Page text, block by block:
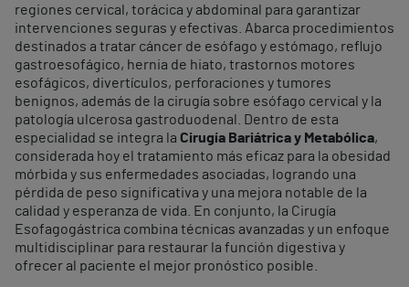
regiones cervical, torácica y abdominal para garantizar
intervenciones seguras y efectivas. Abarca procedimientos
destinados a tratar cáncer de esófago y estómago, reflujo
gastroesofágico, hernia de hiato, trastornos motores
esofágicos, divertículos, perforaciones y tumores
benignos, además de la cirugía sobre esófago cervical y la
patología ulcerosa gastroduodenal. Dentro de esta
especialidad se integra la Cirugía Bariátrica y Metabólica,
considerada hoy el tratamiento más eficaz para la obesidad
mórbida y sus enfermedades asociadas, logrando una
pérdida de peso significativa y una mejora notable de la
calidad y esperanza de vida. En conjunto, la Cirugía
Esofagogástrica combina técnicas avanzadas y un enfoque
multidisciplinar para restaurar la función digestiva y
ofrecer al paciente el mejor pronóstico posible.